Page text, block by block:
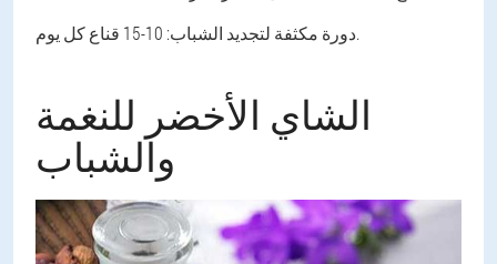
دورة مكثفة لتجديد الشباب: 10-15 قناع كل يوم.
الشاي الأخضر للنغمة
والشباب